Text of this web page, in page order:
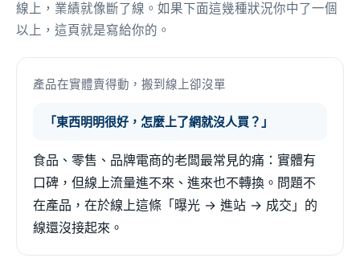
線上，業績就像斷了線。如果下面這幾種狀況你中了一個
以上，這頁就是寫給你的。
產品在實體賣得動，搬到線上卻沒單
「東西明明很好，怎麼上了網就沒人買？」
食品、零售、品牌電商的老闆最常見的痛：實體有
口碑，但線上流量進不來、進來也不轉換。問題不
在產品，在於線上這條「曝光 → 進站 → 成交」的
線還沒接起來。